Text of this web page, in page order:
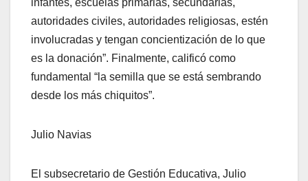
infantes, escuelas primarias, secundarias,
autoridades civiles, autoridades religiosas, estén
involucradas y tengan concientización de lo que
es la donación”. Finalmente, calificó como
fundamental “la semilla que se está sembrando
desde los más chiquitos”.
Julio Navias
El subsecretario de Gestión Educativa, Julio